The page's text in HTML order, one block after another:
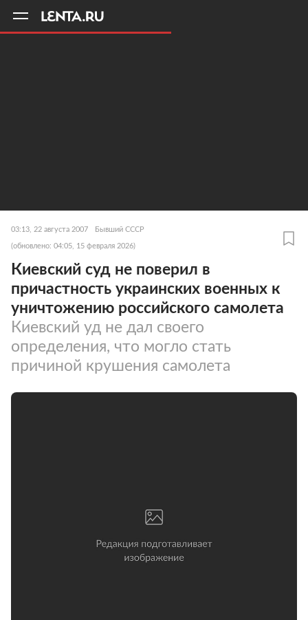
03:13, 22 августа 2007 Бывший СССР
(обновлено: 04:05, 15 февраля 2026)
Киевский суд не поверил в
причастность украинских военных к
уничтожению российского самолета
Киевский уд не дал своего
определения, что могло стать
причиной крушения самолета